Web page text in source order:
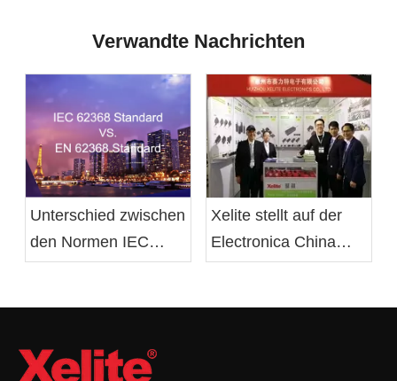
Verwandte Nachrichten
Unterschied zwischen
den Normen IEC
Xelite stellt auf der
Electronica China